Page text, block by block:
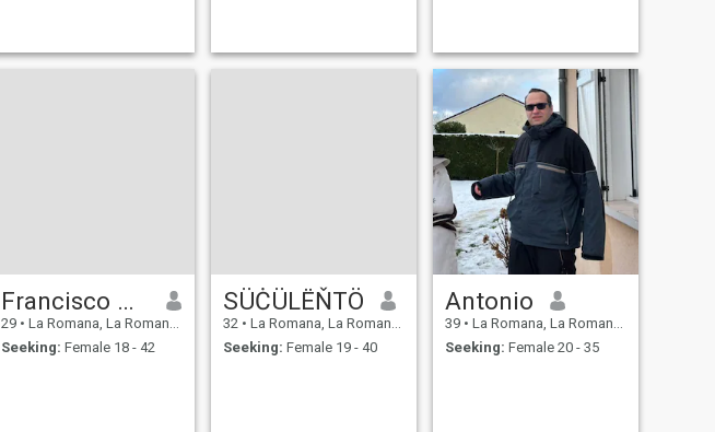
Francisco Antonio Rodríguez Me
29 • La Romana, La Romana, Dominican Republic
Seeking: Female 18 - 42
SÜĊÜLËŇTÖ
32 • La Romana, La Romana, Dominican Republic
Seeking: Female 19 - 40
Antonio
39 • La Romana, La Romana, Dominican Republic
Seeking: Female 20 - 35